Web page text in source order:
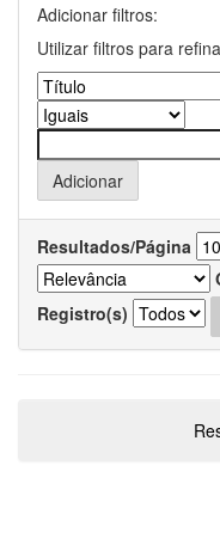
Adicionar filtros:
Utilizar filtros para
Resultados/Página
Registro(s)